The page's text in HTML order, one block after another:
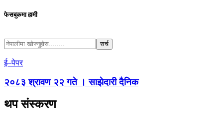
फेसबुकमा हामी
ई–पेपर
२०८३ श्रावण २२ गते । साझेदारी दैनिक
थप संस्करण